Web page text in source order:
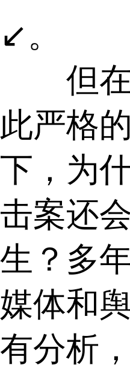
↙。
但在
此严格
下，为
击案还
生？多
媒体和
有分析